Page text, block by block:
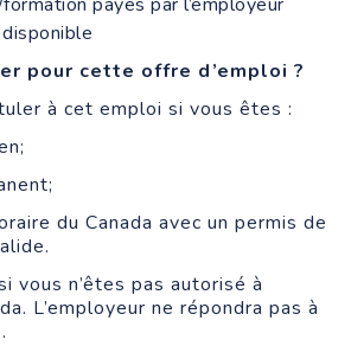
pour cette offre d’emploi ?
à cet emploi si vous êtes :
du Canada avec un permis de
vous n’êtes pas autorisé à
L’employeur ne répondra pas à